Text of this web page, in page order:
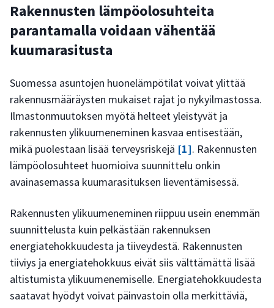
Rakennusten lämpöolosuhteita
parantamalla voidaan vähentää
kuumarasitusta
Suomessa asuntojen huonelämpötilat voivat ylittää
rakennusmääräysten mukaiset rajat jo nykyilmastossa.
Ilmastonmuutoksen myötä helteet yleistyvät ja
rakennusten ylikuumeneminen kasvaa entisestään,
mikä puolestaan lisää terveysriskejä [1]. Rakennusten
lämpöolosuhteet huomioiva suunnittelu onkin
avainasemassa kuumarasituksen lieventämisessä.
Rakennusten ylikuumeneminen riippuu usein enemmän
suunnittelusta kuin pelkästään rakennuksen
energiatehokkuudesta ja tiiveydestä. Rakennusten
tiiviys ja energiatehokkuus eivät siis välttämättä lisää
altistumista ylikuumenemiselle. Energiatehokkuudesta
saatavat hyödyt voivat päinvastoin olla merkittäviä,